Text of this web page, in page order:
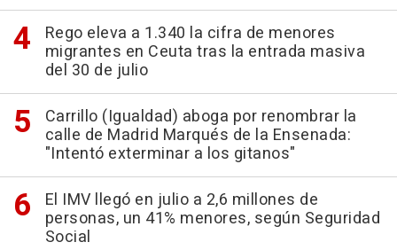
Rego eleva a 1.340 la cifra de menores
migrantes en Ceuta tras la entrada masiva
del 30 de julio
Carrillo (Igualdad) aboga por renombrar la
calle de Madrid Marqués de la Ensenada:
"Intentó exterminar a los gitanos"
El IMV llegó en julio a 2,6 millones de
personas, un 41% menores, según Seguridad
Social